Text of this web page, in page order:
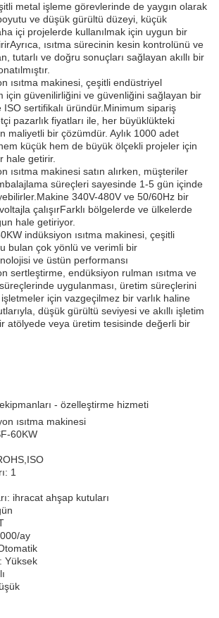
metal işleme görevlerinde de yaygın olarak
ve düşük gürültü düzeyi, küçük
içi projelerde kullanılmak için uygun bir
ısıtma sürecinin kesin kontrolünü ve
tutarlı ve doğru sonuçları sağlayan akıllı bir
ısıtma makinesi, çeşitli endüstriyel
için güvenilirliğini ve güvenliğini sağlayan bir
ISO sertifikalı üründür.Minimum sipariş
pazarlık fiyatları ile, her büyüklükteki
maliyetli bir çözümdür. Aylık 1000 adet
küçük hem de büyük ölçekli projeler için
hale getirir.
ısıtma makinesi satın alırken, müşteriler
süreçleri sayesinde 1-5 gün içinde
340V-480V ve 50/60Hz bir
çalışırFarklı bölgelerde ve ülkelerde
hale getiriyor.
indüksiyon ısıtma makinesi, çeşitli
bulan çok yönlü ve verimli bir
ve üstün performansı
sertleştirme, endüksiyon rulman ısıtma ve
uygulanması, üretim süreçlerini
için vazgeçilmez bir varlık haline
düşük gürültü seviyesi ve akıllı işletim
atölyede veya üretim tesisinde değerli bir
- özelleştirme hizmeti
ısıtma makinesi
60KW
1
ihracat ahşap kutuları
ay
Yüksek